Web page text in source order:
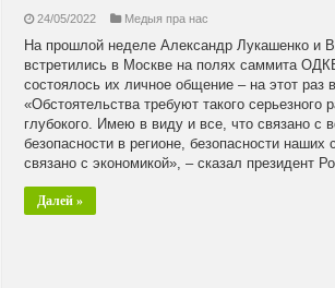
24/05/2022 Медыя пра нас
На прошлой неделе Александр Лукашенко и
встретились в Москве на полях саммита
состоялось их личное общение – на этот раз
«Обстоятельства требуют такого серьезного
глубокого. Имею в виду и все, что связано с
безопасности в регионе, безопасности наших
связано с экономикой», – сказал президент
Далей »